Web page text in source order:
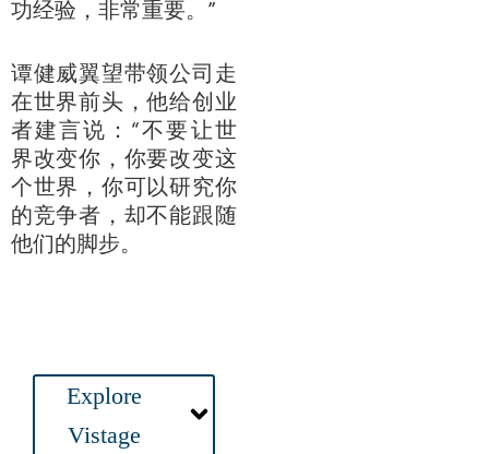
功经验，非常重要。”
谭健威翼望带领公司走
在世界前头，他给创业
者建言说：“不要让世
界改变你，你要改变这
个世界，你可以研究你
的竞争者，却不能跟随
他们的脚步。
Main
Menu
Explore
Vistage